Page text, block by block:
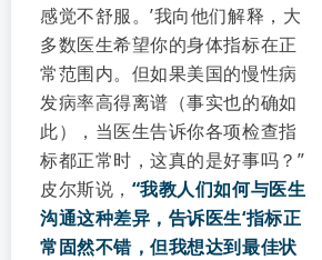
感觉不舒服。’我向他们解释，大
多数医生希望你的身体指标在正
常范围内。但如果美国的慢性病
发病率高得离谱（事实也的确如
此），当医生告诉你各项检查指
标都正常时，这真的是好事吗？”
皮尔斯说， “我教人们如何与医生
沟通这种差异，告诉医生‘指标正
常固然不错，但我想达到最佳状